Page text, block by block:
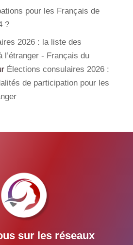
pour les Français de
?
2026 : la liste des
l’étranger - Français du
Élections consulaires 2026 :
de participation pour les
sur les réseaux